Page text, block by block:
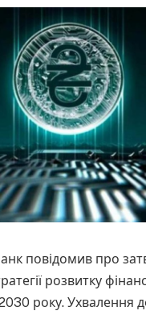
повідомив про
розвитку
року. Ухвалення